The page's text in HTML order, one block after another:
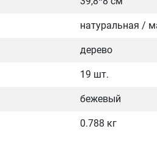
натуральная /
дерево
19 шт.
бежевый
0.788 кг